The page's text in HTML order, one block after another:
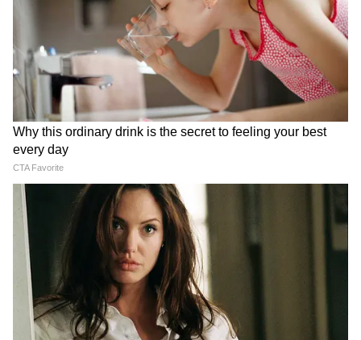
बल्लेबाज और गेंदबाज
सबसे ज्यादा पूछे जाने वाले सवाल
भारत ने कितनी बार महिला विश्व कप जीता है?
ICC Women World Cup 2025 में हरमनप्रीत कौर
की कप्तानी में भारतीय महिला क्रिकेट टीम ने पहली बार
साउथ अफ्रीका को हराकर ट्रॉफी देश के नाम की।
महिला विश्व कप किस देश ने सबसे ज्यादा जीता?
Women World Cup का इतिहास देखा जाए, अभी
तक ऑस्ट्रेलिया सबसे सफल टीम बनकर उभरी है।
जिन्होंने, 1978, 1982, 1988, 1997, 2025, 2013
और 2023 में खिताब जीता था।